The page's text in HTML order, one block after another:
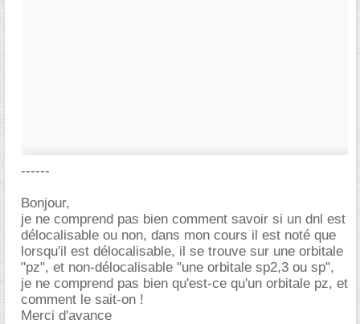
------
Bonjour,
je ne comprend pas bien comment savoir si un dnl est
délocalisable ou non, dans mon cours il est noté que
lorsqu'il est délocalisable, il se trouve sur une orbitale
"pz", et non-délocalisable "une orbitale sp2,3 ou sp",
je ne comprend pas bien qu'est-ce qu'un orbitale pz, et
comment le sait-on !
Merci d'avance